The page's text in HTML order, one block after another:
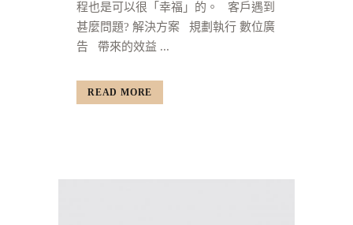
程也是可以很「幸福」的。 客戶遇到
甚麼問題? 解決方案 規劃執行 數位廣
告 帶來的效益 ...
READ MORE